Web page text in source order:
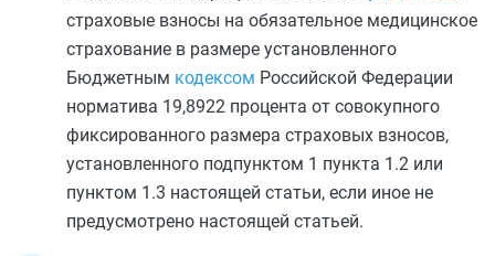
страховые взносы на обязательное медицинское
страхование в размере установленного
Бюджетным кодексом Российской Федерации
норматива 19,8922 процента от совокупного
фиксированного размера страховых взносов,
установленного подпунктом 1 пункта 1.2 или
пунктом 1.3 настоящей статьи, если иное не
предусмотрено настоящей статьей.